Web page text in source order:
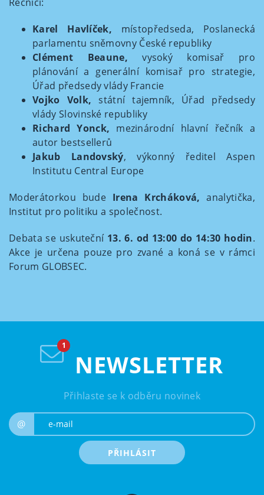
Karel Havlíček, místopředseda, Poslanecká
parlamentu sněmovny České republiky
Clément Beaune,vysoký komisař pro
plánování a generální komisař pro strategie,
Úřad předsedy vlády Francie
Vojko Volk,státní tajemník, Úřad předsedy
vlády Slovinské republiky
Richard Yonck, mezinárodní hlavní řečník a
autor bestsellerů
Jakub Landovský, výkonný ředitel Aspen
Institutu Central Europe
Moderátorkou bude Irena Krcháková, analytička,
Institut pro politiku a společnost.
Debata se uskuteční 13. 6. od 13:00 do 14:30 hodin.
Akce je určena pouze pro zvané a koná se v rámci
Forum GLOBSEC.
NEWSLETTER
Přihlaste se k odběru novinek
@
PŘIHLÁSIT